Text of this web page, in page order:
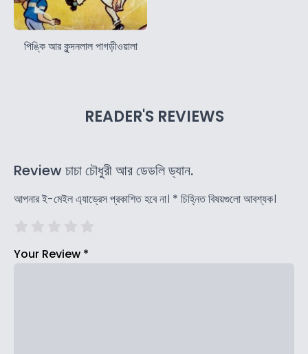
পিঙ্কি আর কুন্দনলাল পাগড়ীওয়ালা
READER'S REVIEWS
Review চাচা চৌধুরী আর ডেডলি ড্যান.
আপনার ই-মেইল এ্যাড্রেস প্রকাশিত হবে না। * চিহ্নিত বিষয়গুলো আবশ্যক।
Your Review *